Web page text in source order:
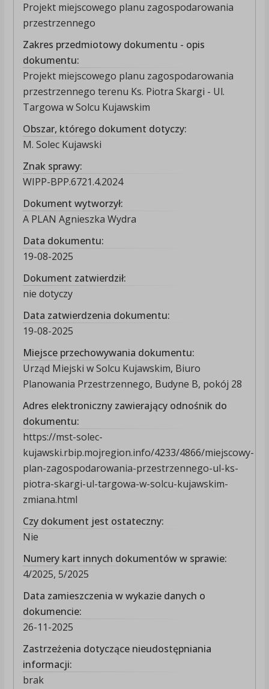
Projekt miejscowego planu zagospodarowania
przestrzennego
Zakres przedmiotowy dokumentu - opis
dokumentu:
Projekt miejscowego planu zagospodarowania
przestrzennego terenu Ks. Piotra Skargi - Ul.
Targowa w Solcu Kujawskim
Obszar, którego dokument dotyczy:
M. Solec Kujawski
Znak sprawy:
WIPP-BPP.6721.4.2024
Dokument wytworzył:
A PLAN Agnieszka Wydra
Data dokumentu:
19-08-2025
Dokument zatwierdził:
nie dotyczy
Data zatwierdzenia dokumentu:
19-08-2025
Miejsce przechowywania dokumentu:
Urząd Miejski w Solcu Kujawskim, Biuro
Planowania Przestrzennego, Budyne B, pokój 28
Adres elektroniczny zawierający odnośnik do
dokumentu:
https://mst-solec-
kujawski.rbip.mojregion.info/4233/4866/miejscowy-
plan-zagospodarowania-przestrzennego-ul-ks-
piotra-skargi-ul-targowa-w-solcu-kujawskim-
zmiana.html
Czy dokument jest ostateczny:
Nie
Numery kart innych dokumentów w sprawie:
4/2025, 5/2025
Data zamieszczenia w wykazie danych o
dokumencie:
26-11-2025
Zastrzeżenia dotyczące nieudostępniania
informacji:
brak